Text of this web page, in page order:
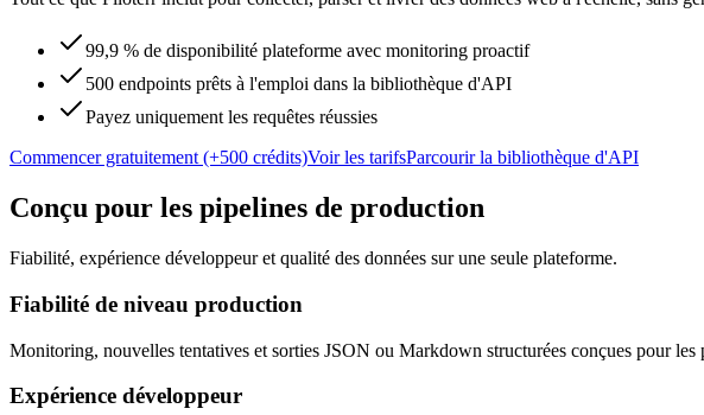
99,9 % de disponibilité plateforme avec monitoring proactif
500 endpoints prêts à l'emploi dans la bibliothèque d'API
Payez uniquement les requêtes réussies
Commencer gratuitement (+500 crédits)Voir les tarifsParcourir la bibliothèque d'API
Conçu pour les pipelines de production
Fiabilité, expérience développeur et qualité des données sur une seule plateforme.
Fiabilité de niveau production
Monitoring, nouvelles tentatives et sorties JSON ou Markdown structurées conçues pour les
Expérience développeur